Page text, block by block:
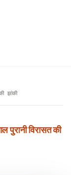
झांकी
पुरानी ‌विरासत की